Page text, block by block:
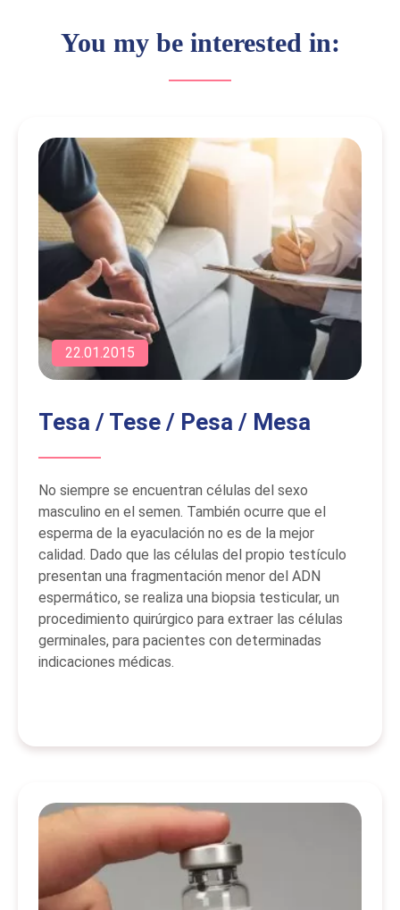
You my be interested in:
22.01.2015
Tesa / Tese / Pesa / Mesa
No siempre se encuentran células del sexo
masculino en el semen. También ocurre que el
esperma de la eyaculación no es de la mejor
calidad. Dado que las células del propio testículo
presentan una fragmentación menor del ADN
espermático, se realiza una biopsia testicular, un
procedimiento quirúrgico para extraer las células
germinales, para pacientes con determinadas
indicaciones médicas.